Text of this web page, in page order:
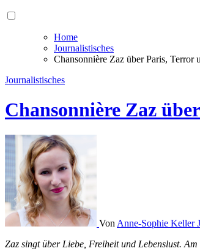
Home
Journalistisches
Chansonnière Zaz über Paris, Terror
Journalistisches
Chansonnière Zaz
Von Anne-Sophie Keller
Zaz singt über Liebe, Freiheit und Lebenslust. Am 10. August steht die derzeit erfolgreichste Vertreterin des Nouvelle Chanson auf der Bühne des «Stars in Town» in Schaffhausen. Im Interview spricht sie über